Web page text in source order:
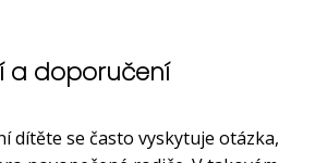
a doporučení
dítěte se často vyskytuje otázka,